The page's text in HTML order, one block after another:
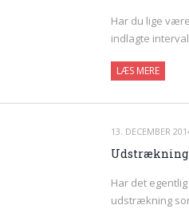
Har du lige
indlagte
LÆS MERE
13. DECEMBER
Udstrækning
Har det
udstrækning